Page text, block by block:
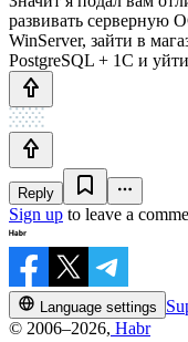
развивать серверную
WinServer, зайти в
PostgreSQL + 1C и
Reply
Sign up to leave a
Language settings
© 2006–2026, Habr